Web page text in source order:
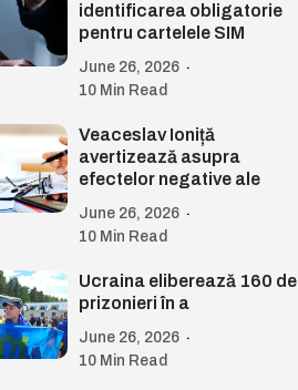
identificarea obligatorie
pentru cartelele SIM
June 26, 2026
10 Min Read
Veaceslav Ioniță
avertizează asupra
efectelor negative ale
June 26, 2026
10 Min Read
Ucraina eliberează 160 de
prizonieri în a
June 26, 2026
10 Min Read